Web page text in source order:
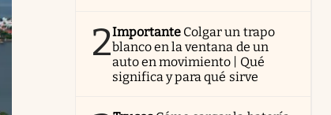
2Importante Colgar un trapo
blanco en la ventana de un
auto en movimiento | Qué
significa y para qué sirve